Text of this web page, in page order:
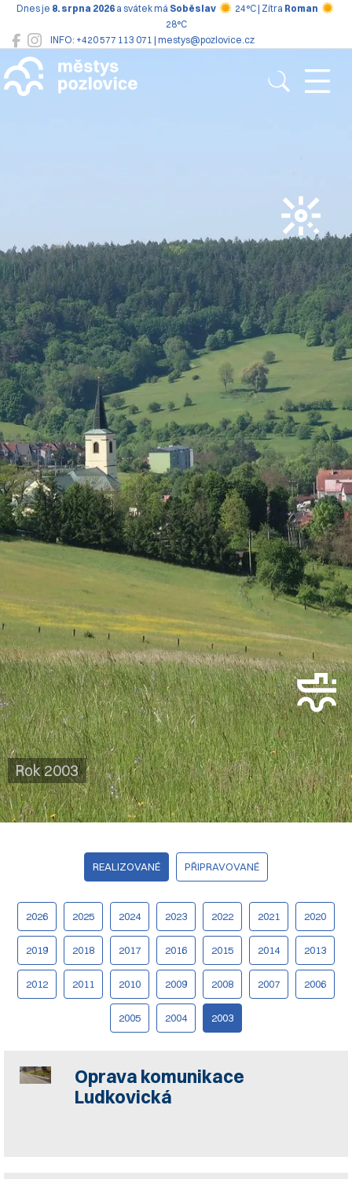
INFO: +420 577 113 071 | mestys@pozlovice.cz
Dnes je 8. srpna 2026 a svátek má Soběslav 24°C | Zítra Roman
28°C
Pozlovice
Rok 2003
REALIZOVANÉ PŘIPRAVOVANÉ
2026 2025 2024 2023 2022 2021 2020
2019 2018 2017 2016 2015 2014 2013
2012 2011 2010 2009 2008 2007 2006
2005 2004 2003
Oprava komunikace
Ludkovická